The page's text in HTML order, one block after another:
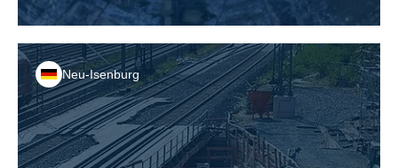
Neu-Isenburg